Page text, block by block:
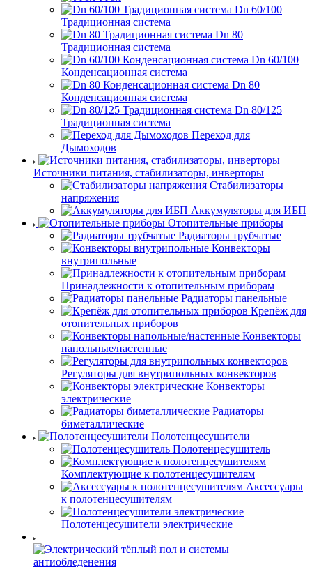
Dn 60/100
Традиционная система
Dn 80
Традиционная система
Dn 60/100
Конденсационная система
Dn 80
Конденсационная система
Dn 80/125
Традиционная система
Переход для
Дымоходов
Источники питания, стабилизаторы, инверторы
Стабилизаторы
напряжения
Аккумуляторы для ИБП
Отопительные приборы
Радиаторы трубчатые
Конвекторы
внутрипольные
Принадлежности к отопительным приборам
Радиаторы панельные
Крепёж для
отопительных приборов
Конвекторы
напольные/настенные
Регуляторы для внутрипольных конвекторов
Конвекторы
электрические
Радиаторы
биметаллические
Полотенцесушители
Полотенцесушитель
Комплектующие к полотенцесушителям
Аксессуары
к полотенцесушителям
Полотенцесушители электрические